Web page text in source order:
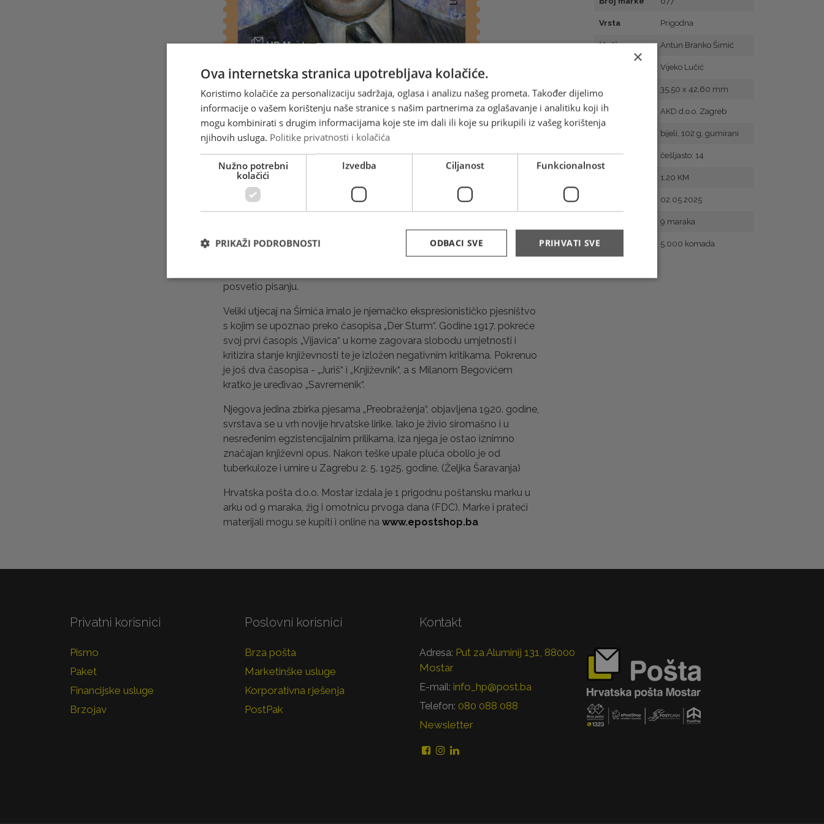
Veliki hrvatski pjesnik, kritičar i prevoditelj Antun Branko Šimić, jedan od
najistaknutijih hrvatskih pjesnika modernizma, rođen je u Drinovcima 18.
11. 1898. godine. Nakon što je u Širokom Brijegu završio tri razreda na
Franjevačkoj klasičnoj gimnaziji kratko boravi u Mostaru, četvrti razred
gimnazije upisuje u Vinkovcima, a školovanje nastavlja u zagrebačkoj
donjogradskoj gimnaziji. Već s petnaest godina objavljuje pjesmu u
časopisu „Luč“, a rane pjesme pejzažne lirike objavljuje od 1913. do
1917. Nakon što je morao napustiti gimnaziju, jer školske vlasti
posvetio pisanju.
Veliki utjecaj na Šimića imalo je njemačko ekspresionističko pjesništvo
s kojim se upoznao preko časopisa „Der Sturm“. Godine 1917. pokreće
svoj prvi časopis „Vijavica“ u kome zagovara slobodu umjetnosti i
kritizira stanje književnosti te je izložen negativnim kritikama. Pokrenuo
je još dva časopisa - „Juriš“ i „Književnik“, a s Milanom Begovićem
kratko je uređivao „Savremenik“.
Njegova jedina zbirka pjesama „Preobraženja“, objavljena 1920. godine,
svrstava se u vrh novije hrvatske lirike. Iako je živio siromašno i u
nesređenim egzistencijalnim prilikama, iza njega je ostao iznimno
značajan književni opus. Nakon teške upale pluća obolio je od
tuberkuloze i umire u Zagrebu 2. 5. 1925. godine. (Željka Šaravanja)
Hrvatska pošta d.o.o. Mostar izdala je 1 prigodnu poštansku marku u
arku od 9 maraka, žig i omotnicu prvoga dana (FDC). Marke i prateći
materijali mogu se kupiti i online na www.epostshop.ba
Vrsta Prigodna
Motiv Antun Branko Šimić
Vijeko Lučić
Veličina 35,50 x 42,60 mm
Tisak AKD d.o.o. Zagreb
bijeli, 102 g, gumirani
Zupčanje češljasto: 14
1,20 KM
02.05.2025
9 maraka
Naklada 5.000 komada
Privatni korisnici
Pismo
Paket
Financijske usluge
Brzojav
Poslovni korisnici
Brza pošta
Marketinške usluge
Korporativna rješenja
PostPak
Kontakt
Adresa: Put za Aluminij 131, 88000
Mostar
E-mail: info_hp@post.ba
Telefon: 080 088 088
Newsletter
×
Ova internetska stranica upotrebljava kolačiće.
Koristimo kolačiće za personalizaciju sadržaja, oglasa i analizu našeg prometa. Također dijelimo
informacije o vašem korištenju naše stranice s našim partnerima za oglašavanje i analitiku koji ih
mogu kombinirati s drugim informacijama koje ste im dali ili koje su prikupili iz vašeg korištenja
njihovih usluga. Politike privatnosti i kolačića
Nužno potrebni
kolačići
Izvedba Ciljanost Funkcionalnost
PRIHVATI SVE
ODBACI SVE
PRIKAŽI PODROBNOSTI